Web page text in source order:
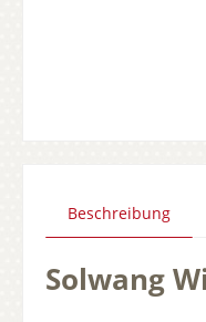
Beschreibung
Solwang